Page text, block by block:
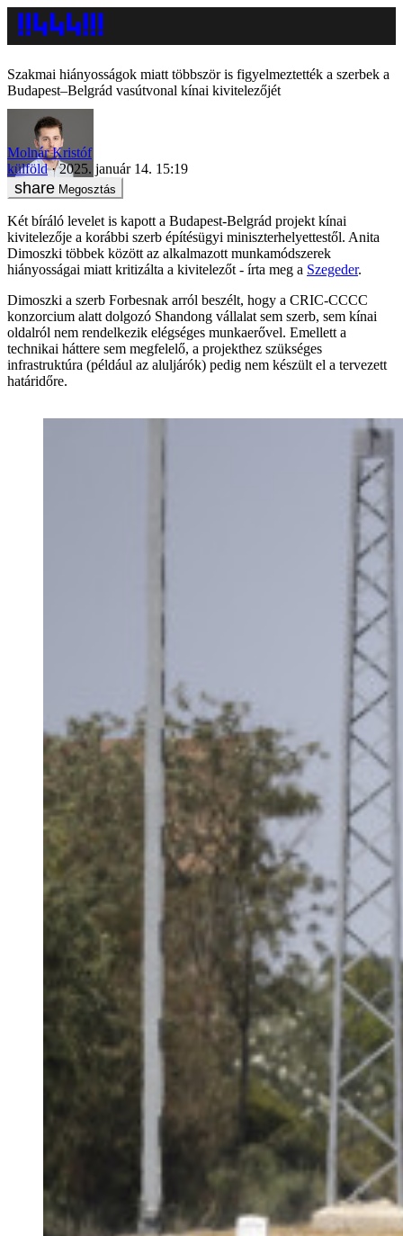
Szakmai hiányosságok miatt többször is figyelmeztették a szerbek a
Budapest–Belgrád vasútvonal kínai kivitelezőjét
Molnár Kristóf
külföld
2025. január 14. 15:19
Megosztás
Két bíráló levelet is kapott a Budapest-Belgrád projekt kínai
kivitelezője a korábbi szerb építésügyi miniszterhelyettestől. Anita
Dimoszki többek között az alkalmazott munkamódszerek
hiányosságai miatt kritizálta a kivitelezőt - írta meg a Szegeder.
Dimoszki a szerb Forbesnak arról beszélt, hogy a CRIC-CCCC
konzorcium alatt dolgozó Shandong vállalat sem szerb, sem kínai
oldalról nem rendelkezik elégséges munkaerővel. Emellett a
technikai háttere sem megfelelő, a projekthez szükséges
infrastruktúra (például az aluljárók) pedig nem készült el a tervezett
határidőre.